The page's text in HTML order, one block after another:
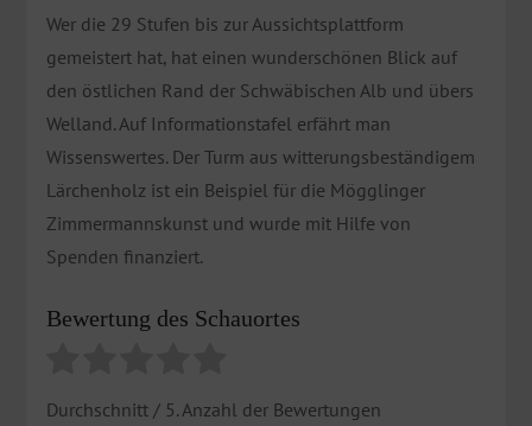
Wer die 29 Stufen bis zur Aussichtsplattform
gemeistert hat, hat einen wunderschönen Blick auf
den östlichen Rand der Schwäbischen Alb und übers
Welland. Auf Informationstafel erfährt man
Wissenswertes. Der Turm aus witterungsbeständigem
Lärchenholz ist ein Beispiel für die Mögglinger
Zimmermannskunst und wurde mit Hilfe von
Spenden finanziert.
Bewertung des Schauortes
Durchschnitt / 5. Anzahl der Bewertungen